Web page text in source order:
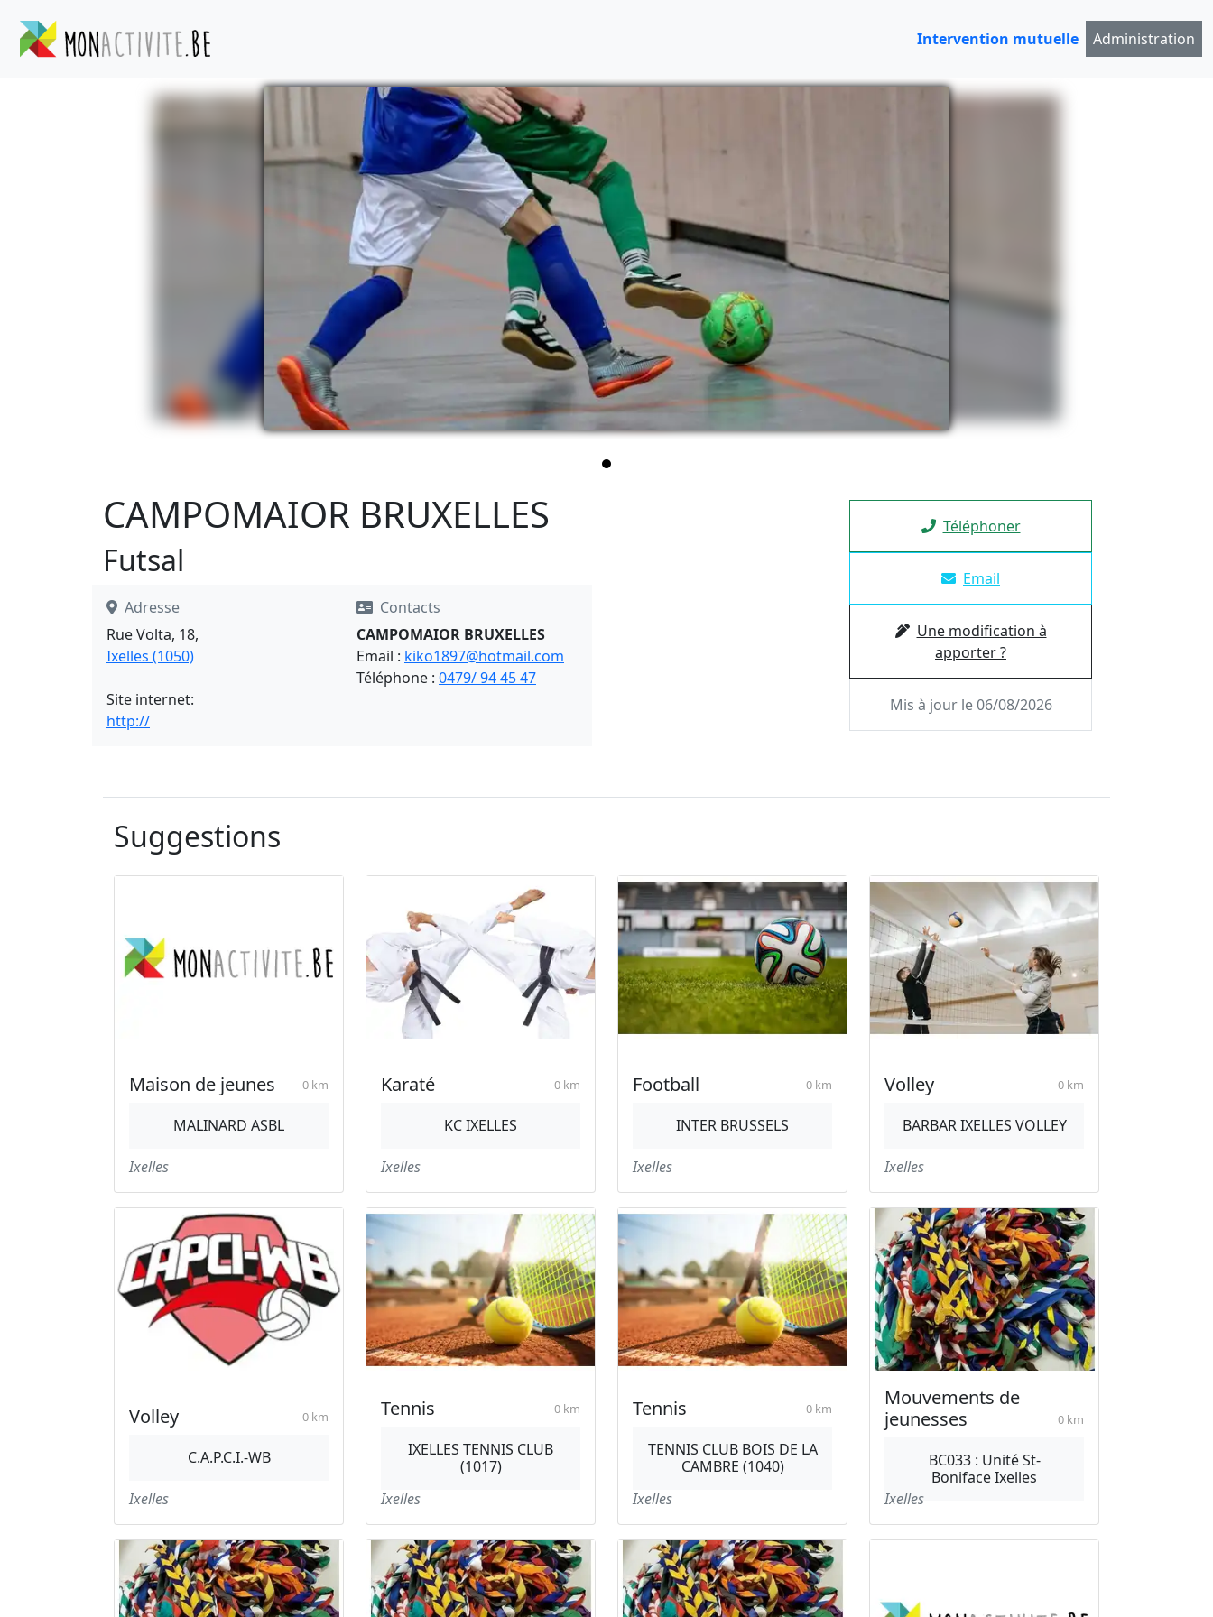
Intervention mutuelle Administration
CAMPOMAIOR BRUXELLES
Futsal
Adresse
Rue Volta, 18,
Ixelles (1050)
Site internet:
http://
Contacts
CAMPOMAIOR BRUXELLES
Email : kiko1897@hotmail.com
Téléphone : 0479/ 94 45 47
Téléphoner
Email
Une modification à
apporter ?
Mis à jour le 06/08/2026
Suggestions
Maison de jeunes 0 km
MALINARD ASBL
Ixelles
Karaté 0 km
KC IXELLES
Ixelles
Football 0 km
INTER BRUSSELS
Ixelles
Volley 0 km
BARBAR IXELLES VOLLEY
Ixelles
Volley 0 km
C.A.P.C.I.-WB
Ixelles
Tennis 0 km
IXELLES TENNIS CLUB
(1017)
Ixelles
Tennis 0 km
TENNIS CLUB BOIS DE LA
CAMBRE (1040)
Ixelles
Mouvements de
jeunesses
0 km
BC033 : Unité St-
Boniface Ixelles
Ixelles